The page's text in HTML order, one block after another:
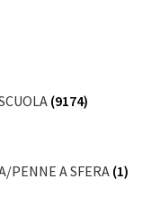
(9174)
PENNE A SFERA (1)